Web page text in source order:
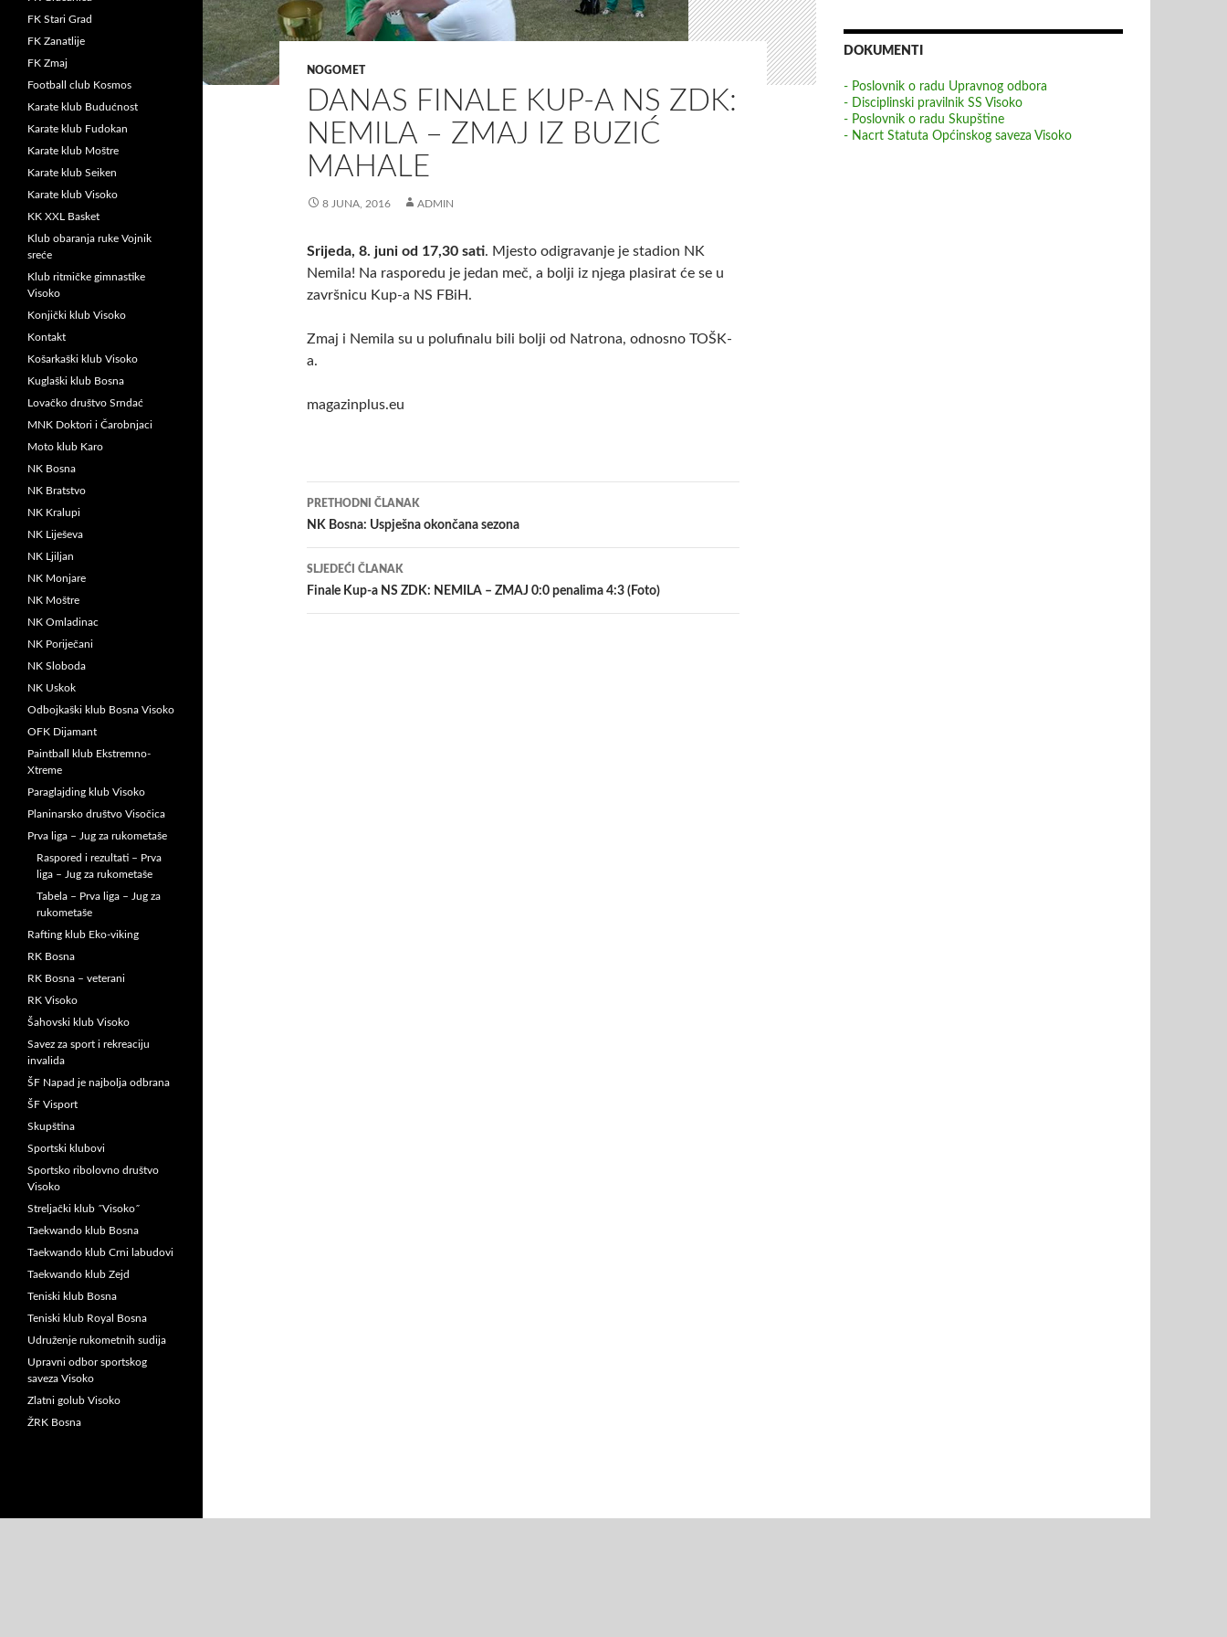
NOGOMET
DANAS FINALE KUP-A NS ZDK:
NEMILA – ZMAJ IZ BUZIĆ
MAHALE
8 JUNA, 2016 ADMIN
Srijeda, 8. juni od 17,30 sati. Mjesto odigravanje je stadion NK
Nemila! Na rasporedu je jedan meč, a bolji iz njega plasirat će se u
završnicu Kup-a NS FBiH.
Zmaj i Nemila su u polufinalu bili bolji od Natrona, odnosno TOŠK-
a.
magazinplus.eu
Navigacija
članaka
PRETHODNI ČLANAK
NK Bosna: Uspješna okončana sezona
SLJEDEĆI ČLANAK
Finale Kup-a NS ZDK: NEMILA – ZMAJ 0:0 penalima 4:3 (Foto)
DOKUMENTI
- Poslovnik o radu Upravnog odbora
- Disciplinski pravilnik SS Visoko
- Poslovnik o radu Skupštine
- Nacrt Statuta Općinskog saveza Visoko
FK Stari Grad
FK Zanatlije
FK Zmaj
Football club Kosmos
Karate klub Budućnost
Karate klub Fudokan
Karate klub Moštre
Karate klub Seiken
Karate klub Visoko
KK XXL Basket
Klub obaranja ruke Vojnik
sreće
Klub ritmičke gimnastike
Visoko
Konjički klub Visoko
Kontakt
Košarkaški klub Visoko
Kuglaški klub Bosna
Lovačko društvo Srndać
MNK Doktori i Čarobnjaci
Moto klub Karo
NK Bosna
NK Bratstvo
NK Kralupi
NK Liješeva
NK Ljiljan
NK Monjare
NK Moštre
NK Omladinac
NK Poriječani
NK Sloboda
NK Uskok
Odbojkaški klub Bosna Visoko
OFK Dijamant
Paintball klub Ekstremno-
Xtreme
Paraglajding klub Visoko
Planinarsko društvo Visočica
Prva liga – Jug za rukometaše
Raspored i rezultati – Prva
liga – Jug za rukometaše
Tabela – Prva liga – Jug za
rukometaše
Rafting klub Eko-viking
RK Bosna
RK Bosna – veterani
RK Visoko
Šahovski klub Visoko
Savez za sport i rekreaciju
invalida
ŠF Napad je najbolja odbrana
ŠF Visport
Skupština
Sportski klubovi
Sportsko ribolovno društvo
Visoko
Streljački klub ˝Visoko˝
Taekwando klub Bosna
Taekwando klub Crni labudovi
Taekwando klub Zejd
Teniski klub Bosna
Teniski klub Royal Bosna
Udruženje rukometnih sudija
Upravni odbor sportskog
saveza Visoko
Zlatni golub Visoko
ŽRK Bosna